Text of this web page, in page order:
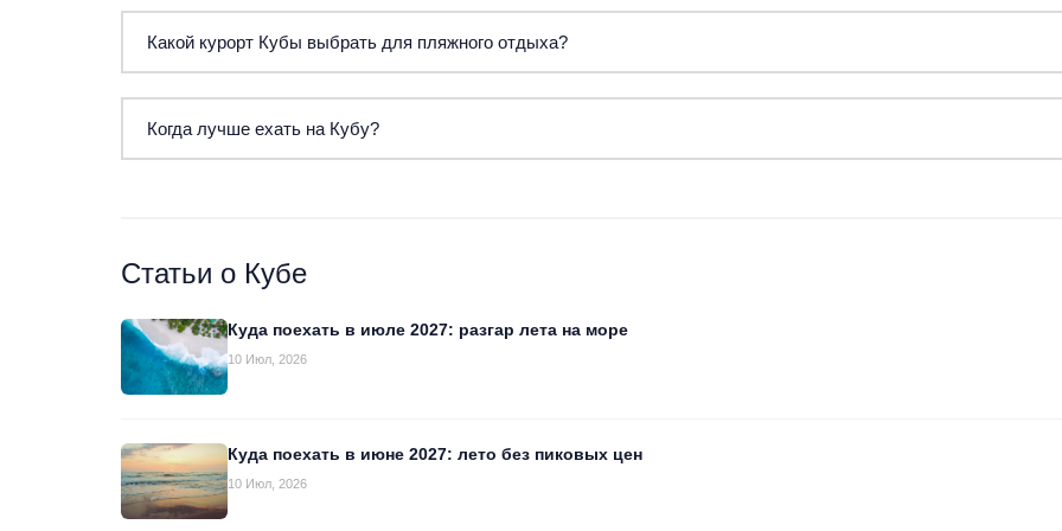
Какой курорт Кубы выбрать для пляжного отдыха?
премиального отдыха.
Когда лучше ехать на Кубу?
Статьи о Кубе
Куда поехать в июле 2027: разгар лета на море
10 Июл, 2026
Куда поехать в июне 2027: лето без пиковых цен
10 Июл, 2026